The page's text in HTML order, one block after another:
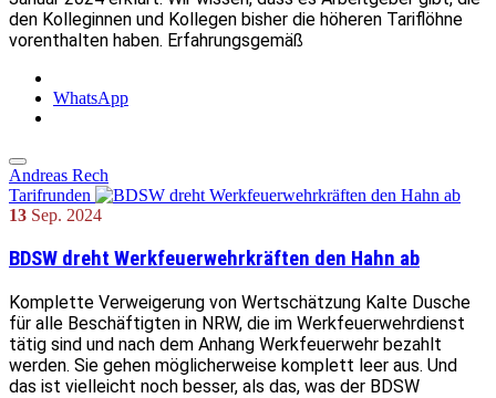
den Kolleginnen und Kollegen bisher die höheren Tariflöhne
vorenthalten haben. Erfahrungsgemäß
WhatsApp
Andreas Rech
Tarifrunden
13 Sep. 2024
BDSW dreht Werkfeuerwehrkräften den Hahn ab
Komplette Verweigerung von Wertschätzung Kalte Dusche
für alle Beschäftigten in NRW, die im Werkfeuerwehrdienst
tätig sind und nach dem Anhang Werkfeuerwehr bezahlt
werden. Sie gehen möglicherweise komplett leer aus. Und
das ist vielleicht noch besser, als das, was der BDSW